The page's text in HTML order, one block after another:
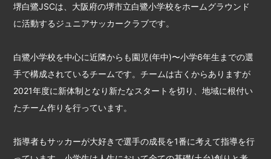
堺白鷺JSCは、大阪府の堺市立白鷺小学校をホームグラウンド
に活動するジュニアサッカークラブです。
白鷺小学校を中心に近隣からも園児(年中)〜小学6年生までの選
手で構成されているチームです。チームは古くからありますが
2021年度に新体制となり新たなスタートを切り、地域に根付い
たチーム作りを行っています。
指導者もサッカーが大好きで選手の成長を1番に考えて指導を行